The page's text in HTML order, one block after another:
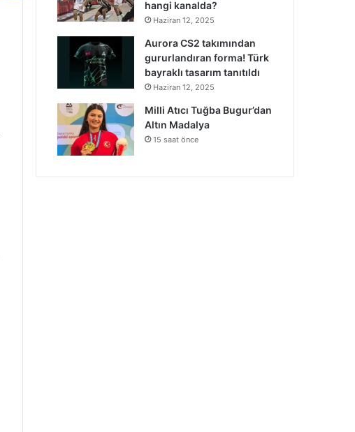
hangi kanalda?
Haziran 12, 2025
Aurora CS2 takımından
gururlandıran forma! Türk
bayraklı tasarım tanıtıldı
Haziran 12, 2025
Milli Atıcı Tuğba Bugur’dan
Altın Madalya
15 saat önce